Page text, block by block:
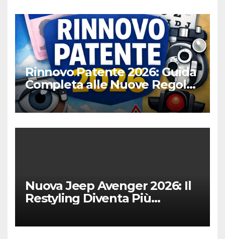
Rinnovo Patente 2026: Guida
Completa alle Nuove Regole,
Digitalizzazione e Costi
Nuova Jeep Avenger 2026: Il
Restyling Diventa Più
Fedele al DNA Off-Road